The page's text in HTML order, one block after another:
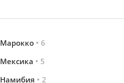
Марокко • 6
Мексика • 5
Намибия • 2